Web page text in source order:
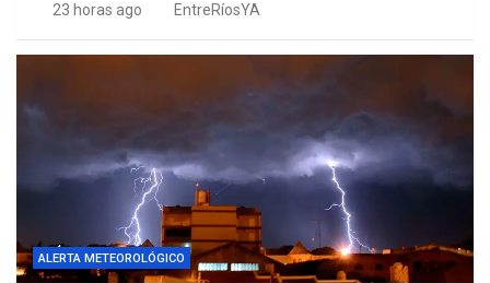
23 horas ago EntreRíosYA
ALERTA METEOROLÓGICO